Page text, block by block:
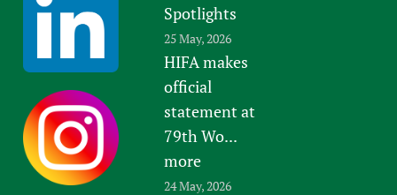
Spotlights
25 May, 2026
HIFA makes
official
statement at
79th Wo...
more
24 May, 2026